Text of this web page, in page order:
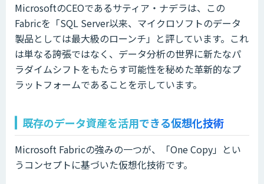
MicrosoftのCEOであるサティア・ナデラは、この
Fabricを「SQL Server以来、マイクロソフトのデータ
製品としては最大級のローンチ」と評しています。これ
は単なる誇張ではなく、データ分析の世界に新たなパ
ラダイムシフトをもたらす可能性を秘めた革新的なプ
ラットフォームであることを示しています。
既存のデータ資産を活用できる仮想化技術
Microsoft Fabricの強みの一つが、「One Copy」とい
うコンセプトに基づいた仮想化技術です。